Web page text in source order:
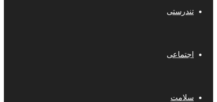
تندرستی
اجتماعی
سلامت